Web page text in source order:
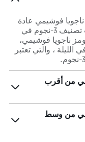
فوشيمي عادة
أرخص بنسبة 23% عن المعدل لفنادق ذات تصنيف 3-نجوم في
ناجويا فوشيمي،
أنه عليك أن تدفع 272 ﷼في الليلة ، والتي تعتبر
من أقرب
من وسط